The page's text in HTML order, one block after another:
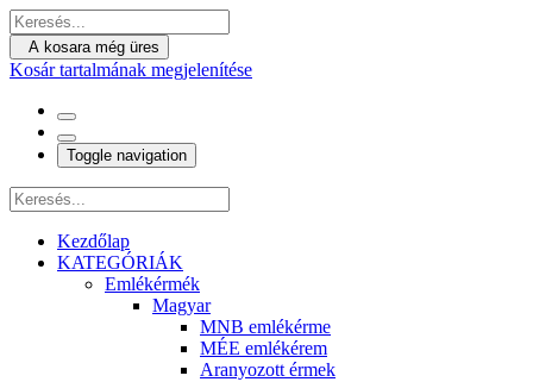
A kosara még üres
Kosár tartalmának megjelenítése
Toggle navigation
Kezdőlap
KATEGÓRIÁK
Emlékérmék
Magyar
MNB emlékérme
MÉE emlékérem
Aranyozott érmek